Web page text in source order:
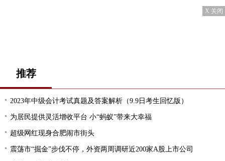
X 关闭
推荐
2023年中级会计考试真题及答案解析（9.9日考生回忆版）
为居民提供灵活增收平台 小“蚂蚁”带来大幸福
超级网红现身合肥闹市街头
震荡市“掘金”步伐不停，外资两周调研近200家A股上市公司